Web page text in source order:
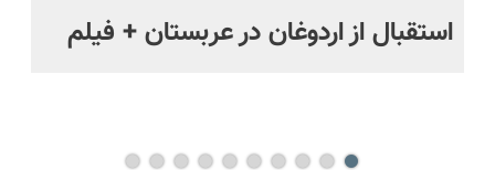
استقبال از اردوغان در عربستان + فیلم